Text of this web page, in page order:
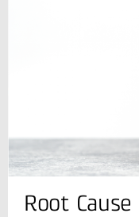
Jeg er din
Peter Nørby
Root